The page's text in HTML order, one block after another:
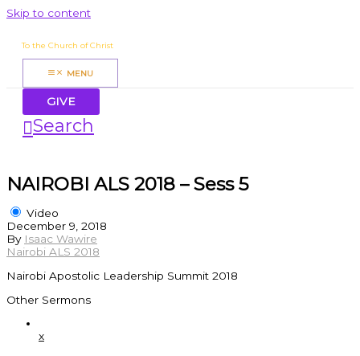
Skip to content
To the Church of Christ
MENU
GIVE
Search
NAIROBI ALS 2018 – Sess 5
Video
December 9, 2018
By Isaac Wawire
Nairobi ALS 2018
Nairobi Apostolic Leadership Summit 2018
Other Sermons
x